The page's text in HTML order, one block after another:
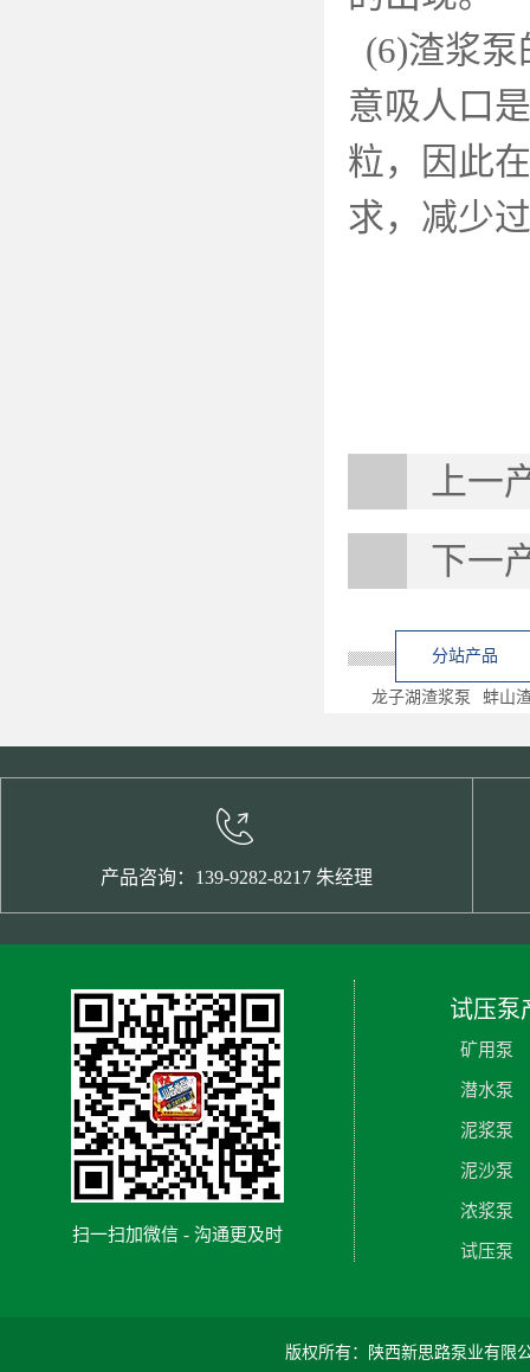
(6)渣浆泵
意吸人口
粒，因此
求，减少
上一
下一
分站产品
龙子湖渣浆泵 蚌山
产品咨询：139-9282-8217 朱经理
扫一扫加微信 - 沟通更及时
试压泵
矿用泵
潜水泵
泥浆泵
泥沙泵
浓浆泵
试压泵
版权所有：陕西新思路泵业